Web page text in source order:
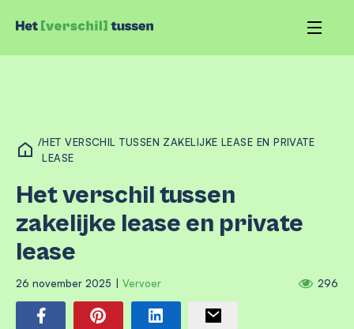
/HET VERSCHIL TUSSEN ZAKELIJKE LEASE EN PRIVATE
LEASE
Het verschil tussen
zakelijke lease en private
lease
26 november 2025 Vervoer 296